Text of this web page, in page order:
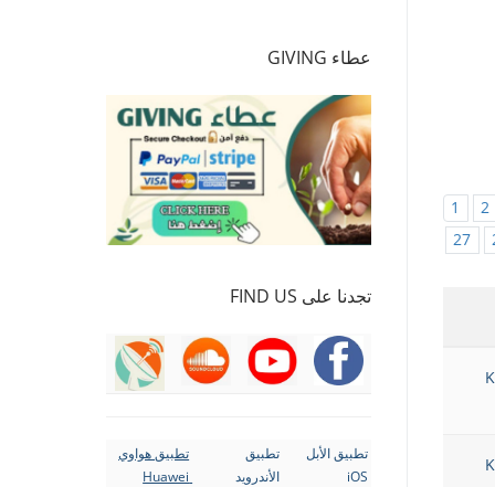
1 2
27
عطاء GIVING
تجدنا على FIND US
تطبيق الأبل
iOS
تطبيق
الأندرويد
تطبيق هواوي